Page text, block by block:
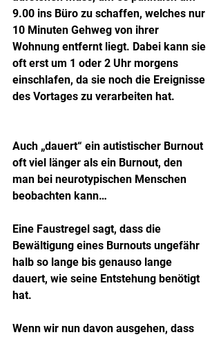
9.00 ins Büro zu schaffen, welches nur
10 Minuten Gehweg von ihrer
Wohnung entfernt liegt. Dabei kann sie
oft erst um 1 oder 2 Uhr morgens
einschlafen, da sie noch die Ereignisse
des Vortages zu verarbeiten hat.
Auch „dauert“ ein autistischer Burnout
oft viel länger als ein Burnout, den
man bei neurotypischen Menschen
beobachten kann…
Eine Faustregel sagt, dass die
Bewältigung eines Burnouts ungefähr
halb so lange bis genauso lange
dauert, wie seine Entstehung benötigt
hat.
Wenn wir nun davon ausgehen, dass